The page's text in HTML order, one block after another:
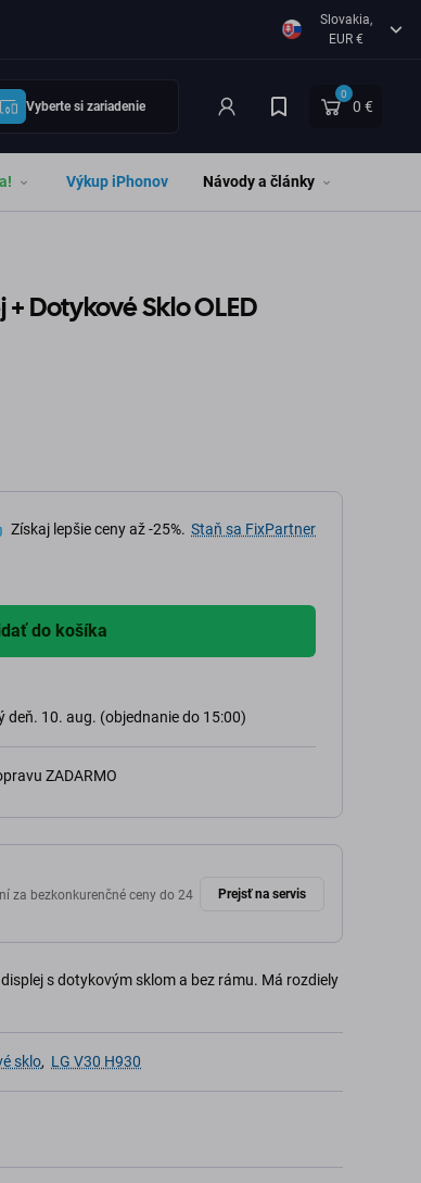
Slovakia,
EUR €
Vyberte si zariadenie
0
0 €
Výkup iPhonov Návody a články
+ Dotykové Sklo OLED
Získaj lepšie ceny až -25%. Staň sa FixPartner
do košíka
deň. 10. aug. (objednanie do 15:00)
ZADARMO
za bezkonkurenčné ceny do 24
Prejsť na servis
s dotykovým sklom a bez rámu. Má rozdiely
sklo, LG V30 H930